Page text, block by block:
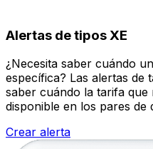
Alertas de tipos XE
¿Necesita saber cuándo
específica? Las alertas de
saber cuándo la tarifa que
disponible en los pares de
Crear alerta